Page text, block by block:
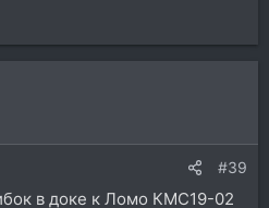
#39
в доке к Ломо КМС19-02